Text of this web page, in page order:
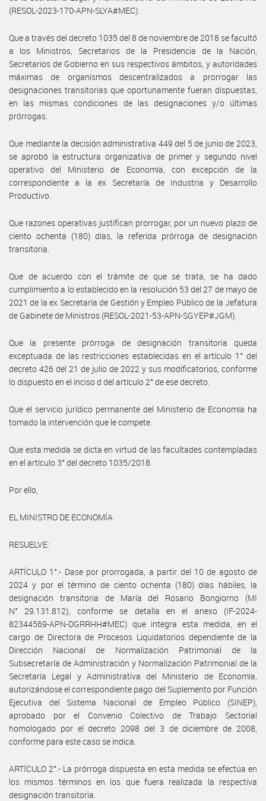
(RESOL-2023-170-APN-SLYA#MEC).
Que a través del decreto 1035 del 8 de noviembre de 2018 se facultó
a los Ministros, Secretarios de la Presidencia de la Nación,
Secretarios de Gobierno en sus respectivos ámbitos, y autoridades
máximas de organismos descentralizados a prorrogar las
designaciones transitorias que oportunamente fueran dispuestas,
en las mismas condiciones de las designaciones y/o últimas
prórrogas.
Que mediante la decisión administrativa 449 del 5 de junio de 2023,
se aprobó la estructura organizativa de primer y segundo nivel
operativo del Ministerio de Economía, con excepción de la
correspondiente a la ex Secretaría de Industria y Desarrollo
Productivo.
Que razones operativas justifican prorrogar, por un nuevo plazo de
ciento ochenta (180) días, la referida prórroga de designación
transitoria.
Que de acuerdo con el trámite de que se trata, se ha dado
cumplimiento a lo establecido en la resolución 53 del 27 de mayo de
2021 de la ex Secretaría de Gestión y Empleo Público de la Jefatura
de Gabinete de Ministros (RESOL-2021-53-APN-SGYEP#JGM).
Que la presente prórroga de designación transitoria queda
exceptuada de las restricciones establecidas en el artículo 1° del
decreto 426 del 21 de julio de 2022 y sus modificatorios, conforme
lo dispuesto en el inciso d del artículo 2° de ese decreto.
Que el servicio jurídico permanente del Ministerio de Economía ha
tomado la intervención que le compete.
Que esta medida se dicta en virtud de las facultades contempladas
en el artículo 3° del decreto 1035/2018.
Por ello,
EL MINISTRO DE ECONOMÍA
RESUELVE:
ARTÍCULO 1°.- Dase por prorrogada, a partir del 10 de agosto de
2024 y por el término de ciento ochenta (180) días hábiles, la
designación transitoria de María del Rosario Bongiorno (MI
N° 29.131.812), conforme se detalla en el anexo (IF-2024-
82344569-APN-DGRRHH#MEC) que integra esta medida, en el
cargo de Directora de Procesos Liquidatorios dependiente de la
Dirección Nacional de Normalización Patrimonial de la
Subsecretaría de Administración y Normalización Patrimonial de la
Secretaría Legal y Administrativa del Ministerio de Economía,
autorizándose el correspondiente pago del Suplemento por Función
Ejecutiva del Sistema Nacional de Empleo Público (SINEP),
aprobado por el Convenio Colectivo de Trabajo Sectorial
homologado por el decreto 2098 del 3 de diciembre de 2008,
conforme para este caso se indica.
ARTÍCULO 2°.- La prórroga dispuesta en esta medida se efectúa en
los mismos términos en los que fuera realizada la respectiva
designación transitoria.